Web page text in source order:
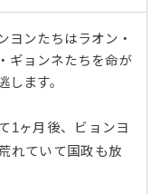
ヨンたちはラオン・
ギョンネたちを命が
します。
1ヶ月後、ビョンヨ
れていて国政も放